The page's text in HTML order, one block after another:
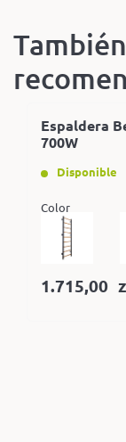
Espaldera
700W
Disponible
Color
1.715,00